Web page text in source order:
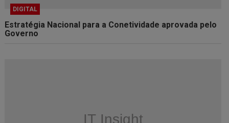
DIGITAL
Estratégia Nacional para a Conetividade aprovada pelo
Governo